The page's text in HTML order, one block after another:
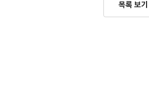
목록 보기